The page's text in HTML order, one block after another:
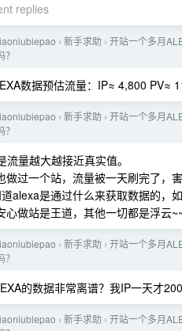
replies
› 新手求助 › 开站一个多月
数据预估流量：IP≈ 4,800 PV≈
› 新手求助 › 开站一个多月
流量越大越接近真实值。
做过一个站，流量被一天刷完了，害
alexa是通过什么来获取数据的，
心做站是王道，其他一切都是浮云
› 新手求助 › 开站一个多月
的数据非常离谱？我IP一天才
› 新手求助 › 开站一个多月